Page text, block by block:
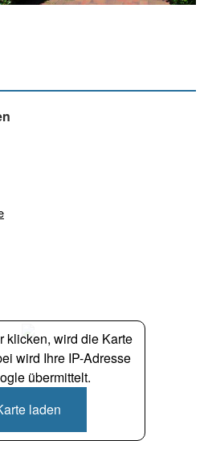
klicken, wird die Karte
wird Ihre IP-Adresse
übermittelt.
laden